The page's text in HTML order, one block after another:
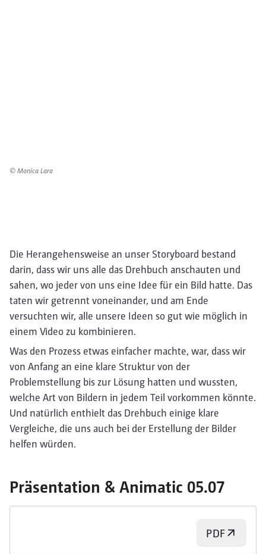
© Monica Lara
Die Herangehensweise an unser Storyboard bestand
darin, dass wir uns alle das Drehbuch anschauten und
sahen, wo jeder von uns eine Idee für ein Bild hatte. Das
taten wir getrennt voneinander, und am Ende
versuchten wir, alle unsere Ideen so gut wie möglich in
einem Video zu kombinieren.
Was den Prozess etwas einfacher machte, war, dass wir
von Anfang an eine klare Struktur von der
Problemstellung bis zur Lösung hatten und wussten,
welche Art von Bildern in jedem Teil vorkommen könnte.
Und natürlich enthielt das Drehbuch einige klare
Vergleiche, die uns auch bei der Erstellung der Bilder
helfen würden.
Präsentation & Animatic 05.07
PDF